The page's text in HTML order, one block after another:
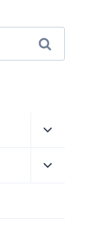
Haku
Toggle
menu
Toggle